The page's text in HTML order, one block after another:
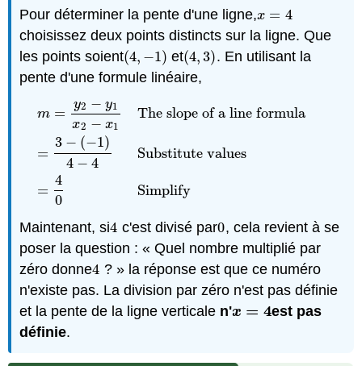
Pour déterminer la pente d'une ligne,x = 4
x=4
choisissez deux points distincts sur la ligne. Que
les points soient(4, −1)
(4, −1) et(4, 3)
(4, 3) . En utilisant la
pente d'une formule linéaire,
m =
y2 − y1
x2 − x1
=
3 − (−1)
4 − 4
=
4
0
The slope of a line formula
Substitute values
Simplify
=y 2−y1x2−x The slope of a line formula
Maintenant, si4
4 c'est divisé par0
0, cela revient à se
poser la question : « Quel nombre multiplié par
zéro donne4
4 ? » la réponse est que ce numéro
n'existe pas. La division par zéro n'est pas définie
et la pente de la ligne verticale n'x = 4
x=4
est pas
définie.